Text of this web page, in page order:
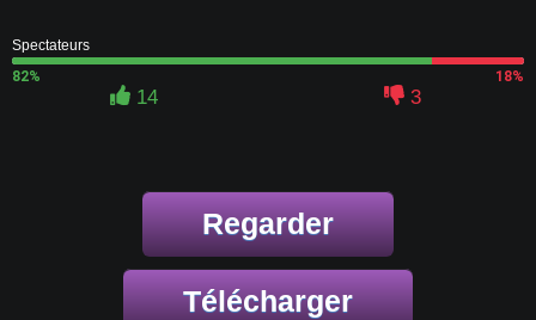
Spectateurs
82%
18%
14 3
Regarder
Télécharger